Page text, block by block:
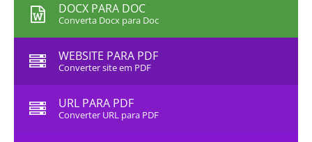
DOCX PARA DOC
Converta Docx para Doc
WEBSITE PARA PDF
Converter site em PDF
URL PARA PDF
Converter URL para PDF